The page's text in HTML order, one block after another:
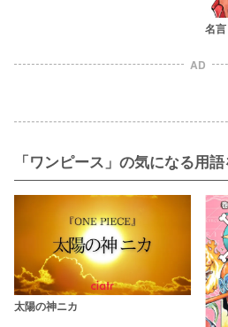
名言
AD
「ワンピース」の気になる用
太陽の神ニカ